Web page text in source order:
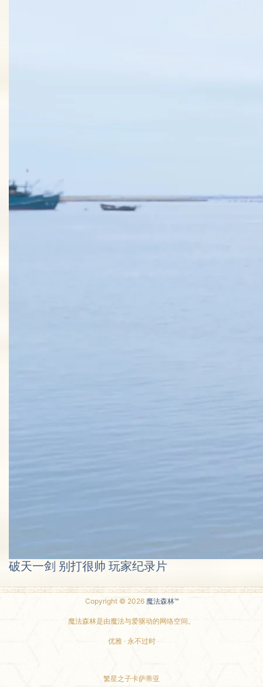
破天一剑 别打很帅 玩家纪录片
Copyright © 2026 魔法森林™
魔法森林是由魔法与爱驱动的网络空间。
优雅 · 永不过时
繁星之子卡萨蒂亚